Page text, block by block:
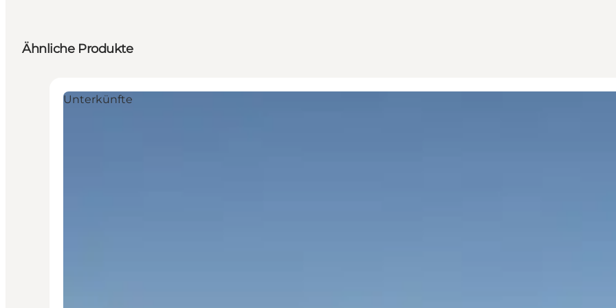
Ähnliche Produkte
Unterkünfte